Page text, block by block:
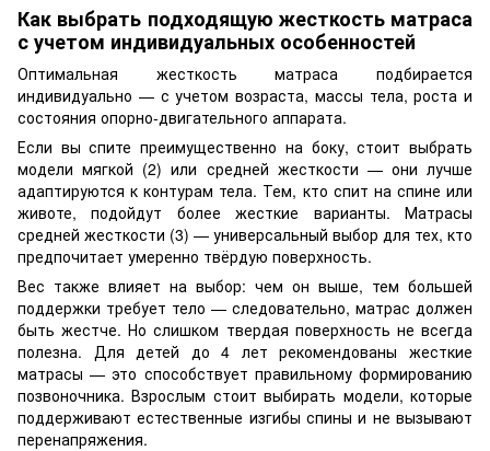
Как выбрать подходящую жесткость матраса
с учетом индивидуальных особенностей
Оптимальная жесткость матраса подбирается
индивидуально — с учетом возраста, массы тела, роста и
состояния опорно-двигательного аппарата.
Если вы спите преимущественно на боку, стоит выбрать
модели мягкой (2) или средней жесткости — они лучше
адаптируются к контурам тела. Тем, кто спит на спине или
животе, подойдут более жесткие варианты. Матрасы
средней жесткости (3) — универсальный выбор для тех, кто
предпочитает умеренно твёрдую поверхность.
Вес также влияет на выбор: чем он выше, тем большей
поддержки требует тело — следовательно, матрас должен
быть жестче. Но слишком твердая поверхность не всегда
полезна. Для детей до 4 лет рекомендованы жесткие
матрасы — это способствует правильному формированию
позвоночника. Взрослым стоит выбирать модели, которые
поддерживают естественные изгибы спины и не вызывают
перенапряжения.